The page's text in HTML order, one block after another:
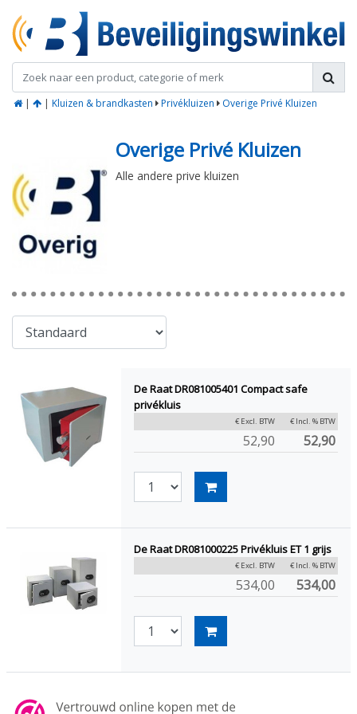
| | Kluizen & brandkasten Privékluizen Overige Privé Kluizen
Overige Privé Kluizen
Alle andere prive kluizen
De Raat DR081005401 Compact safe
privékluis
€ Excl. BTW € Incl. % BTW
52,90 52,90
De Raat DR081000225 Privékluis ET 1 grijs
€ Excl. BTW € Incl. % BTW
534,00 534,00